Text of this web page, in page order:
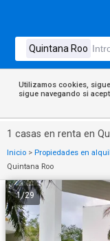
Utilizamos cookies,
sigue navegando si
1 casas en renta en
Inicio > Propiedades en
Quintana Roo
1/29